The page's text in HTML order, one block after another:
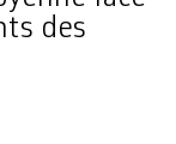
des